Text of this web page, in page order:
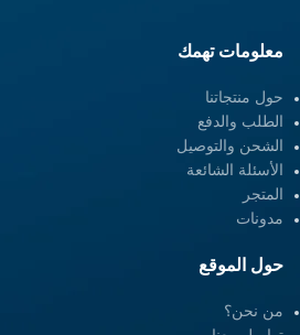
معلومات تهمك
حول منتجاتنا
الطلب والدفع
الشحن والتوصيل
الأسئلة الشائعة
المتجر
مدونات
حول الموقع
من نحن؟